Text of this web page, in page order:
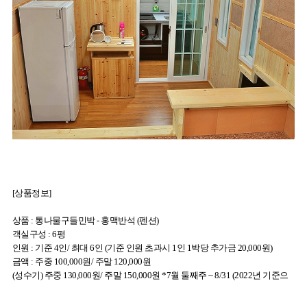
[상품정보]
상품 : 통나물구들민박 - 홍맥반석 (펜션)
객실구성 : 6평
인원 : 기준 4인/ 최대 6인 (기준 인원 초과시 1인 1박당 추가금 20,000원)
금액 : 주중 100,000원/ 주말 120,000원
(성수기) 주중 130,000원/ 주말 150,000원 *7월 둘째주 ~ 8/31 (2022년 기준으